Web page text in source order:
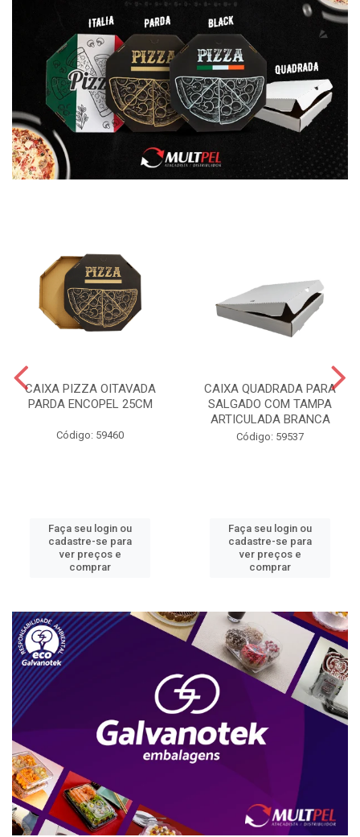
CAIXA PIZZA OITAVADA
PARDA ENCOPEL 25CM
Código: 59460
Faça seu login ou
cadastre-se para
ver preços e
comprar
CAIXA QUADRADA PARA
SALGADO COM TAMPA
ARTICULADA BRANCA
Código: 59537
Faça seu login ou
cadastre-se para
ver preços e
comprar